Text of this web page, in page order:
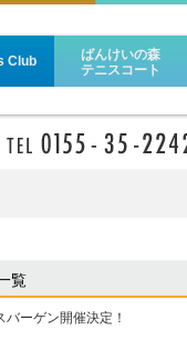
Club
ばんけいの森
テニスコート
覧
ーゲン開催決定！